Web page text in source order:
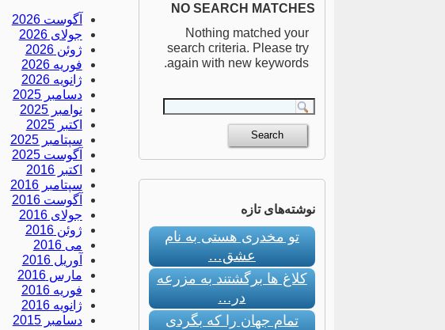
آگوست 2026
جولای 2026
ژوئن 2026
فوریه 2026
ژانویه 2026
دسامبر 2025
نوامبر 2025
اکتبر 2025
سپتامبر 2025
آگوست 2025
اکتبر 2016
سپتامبر 2016
آگوست 2016
جولای 2016
ژوئن 2016
می 2016
آوریل 2016
مارس 2016
فوریه 2016
ژانویه 2016
دسامبر 2015
NO SEARCH MATCHES
Nothing matched your
search criteria. Please try
again with new keywords.
نوشته‌های تازه
تو مخدری هستی به نام
عشق…
کلاغ ها برگشتند به مزرعه
در…
تمام جهان را که بگردی